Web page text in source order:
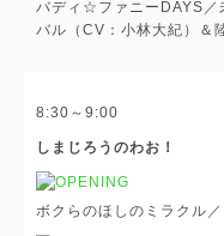
バディ☆ファニーDAYS／
バル（CV：小林大紀）＆
8:30～9:00
しまじろうのわお！
ボクらのほしのミラクル